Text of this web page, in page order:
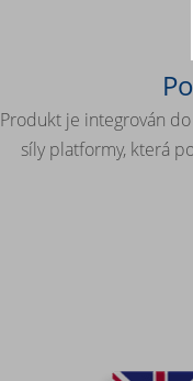
Produkt je integrován
síly platformy, která